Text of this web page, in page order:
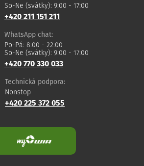
So-Ne (svátky): 9:00 - 17:00
+420 211 151 211
WhatsApp chat:
Po-Pá: 8:00 - 22:00
So-Ne (svátky): 9:00 - 17:00
+420 770 330 033
Technická podpora:
Nonstop
+420 225 372 055